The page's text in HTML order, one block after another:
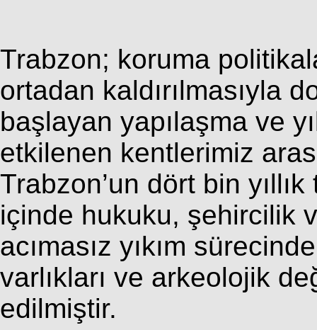
Trabzon; koruma
ortadan kaldırılmasıyla
başlayan yapılaşma ve
etkilenen kentlerimiz
Trabzon’un dört bin
içinde hukuku, şehircilik
acımasız yıkım
varlıkları ve arkeolojik
edilmiştir.